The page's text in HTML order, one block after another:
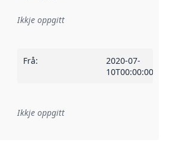
Ikkje oppgitt
Frå:
2020-07-
10T00:00:00Z
Referanse til ei implementeringsregel eller
Ikkje oppgitt